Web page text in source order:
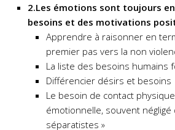
2.Les émotions sont toujours
besoins et des motivations
Apprendre à raisonner en
premier pas vers la non
La liste des besoins humains
Différencier désirs et besoins
Le besoin de contact
émotionnelle, souvent
séparatistes »